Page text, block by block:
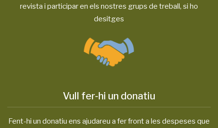
revista i participar en els nostres grups de treball, si ho
desitges
Vull fer-hi un donatiu
Fent-hi un donatiu ens ajudareu a fer front a les despeses que